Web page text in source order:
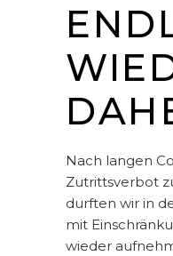
Nach langen
Zutrittsverbot
durften wir in
mit
wieder